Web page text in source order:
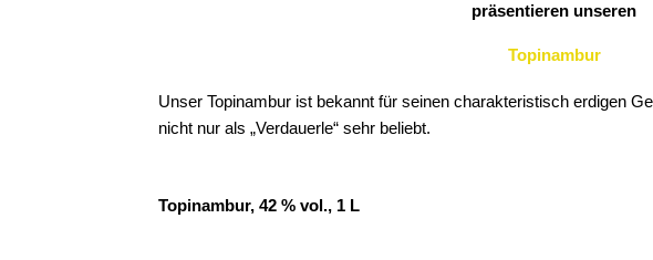
präsentieren unseren
Topinambur
Unser Topinambur ist bekannt für seinen charakteristisch erdigen
nicht nur als „Verdauerle“ sehr beliebt.
Topinambur, 42 % vol., 1 L